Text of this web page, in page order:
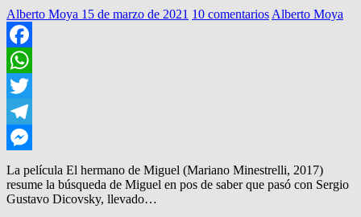
Alberto Moya 15 de marzo de 2021 10 comentarios Alberto Moya
Facebook
WhatsApp
Twitter
Telegram
Messenger
La película El hermano de Miguel (Mariano Minestrelli, 2017)
resume la búsqueda de Miguel en pos de saber que pasó con Sergio
Gustavo Dicovsky, llevado…